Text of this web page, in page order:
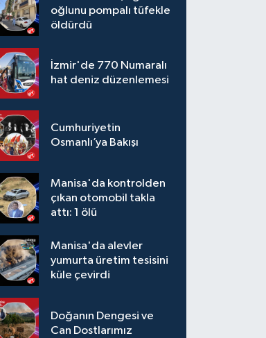
oğlunu pompalı tüfekle
öldürdü
İzmir'de 770 Numaralı
hat deniz düzenlemesi
Cumhuriyetin
Osmanlı’ya Bakışı
Manisa'da kontrolden
çıkan otomobil takla
attı: 1 ölü
Manisa'da alevler
yumurta üretim tesisini
küle çevirdi
Doğanın Dengesi ve
Can Dostlarımız